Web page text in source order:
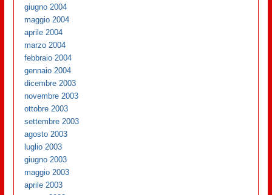
giugno 2004
maggio 2004
aprile 2004
marzo 2004
febbraio 2004
gennaio 2004
dicembre 2003
novembre 2003
ottobre 2003
settembre 2003
agosto 2003
luglio 2003
giugno 2003
maggio 2003
aprile 2003